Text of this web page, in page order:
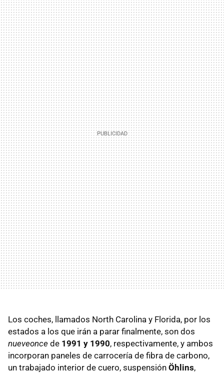
Los coches, llamados North Carolina y Florida, por los
estados a los que irán a parar finalmente, son dos
nueveonce de 1991 y 1990, respectivamente, y ambos
incorporan paneles de carrocería de fibra de carbono,
un trabajado interior de cuero, suspensión Öhlins,